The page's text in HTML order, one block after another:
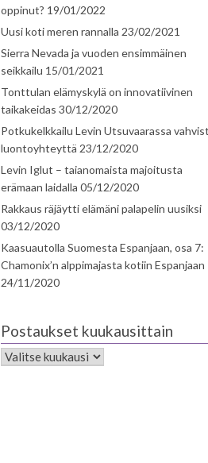
oppinut? 19/01/2022
Uusi koti meren rannalla 23/02/2021
Sierra Nevada ja vuoden ensimmäinen
seikkailu 15/01/2021
Tonttulan elämyskylä on innovatiivinen
taikakeidas 30/12/2020
Potkukelkkailu Levin Utsuvaarassa
luontoyhteyttä 23/12/2020
Levin Iglut – taianomaista majoitusta
erämaan laidalla 05/12/2020
Rakkaus räjäytti elämäni palapelin uusiksi
03/12/2020
Kaasuautolla Suomesta Espanjaan, osa 7:
Chamonix’n alppimajasta kotiin Espanjaan
24/11/2020
Postaukset kuukausittain